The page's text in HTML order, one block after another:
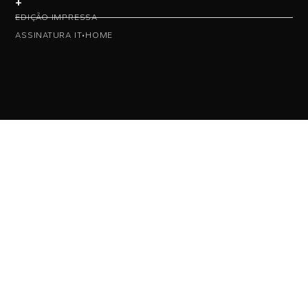
+
EDIÇÃO IMPRESSA
ASSINATURA IT•HOME